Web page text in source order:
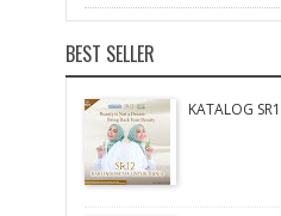
BEST SELLER
KATALOG